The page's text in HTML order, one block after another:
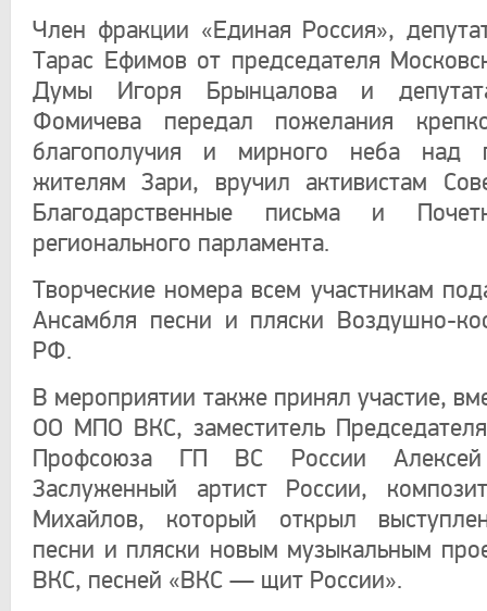
Член фракции «Единая Россия»,
Тарас Ефимов от председателя
Думы Игоря Брынцалова и
Фомичева передал пожелания
благополучия и мирного неба над
жителям Зари, вручил активистам
Благодарственные письма и
регионального парламента.
Творческие номера всем участникам
Ансамбля песни и пляски Воздушно-
РФ.
В мероприятии также принял участие,
ОО МПО ВКС, заместитель
Профсоюза ГП ВС России
Заслуженный артист России,
Михайлов, который открыл
песни и пляски новым музыкальным
ВКС, песней «ВКС — щит России».